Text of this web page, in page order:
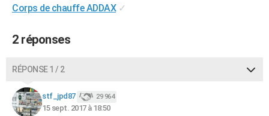
Destinations
City break
Voyage nature
Voyage de noces
Forum
Climat
+PHOTO
GUIDES D'ACHAT
Carte de Noël
Carte Bonne année
Carte Saint-Valentin
Carte Pâques
Carte d'anniversaire
DICTIONNAIRE
Corps de chauffe ADDAX ✓
2 réponses
RÉPONSE 1 / 2
stf_jpd87 29 964
15 sept. 2017 à 18:50